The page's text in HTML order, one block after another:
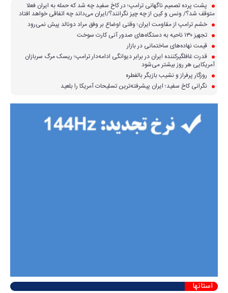
پشت پرده تصمیم ناگهانی ترامپ؛ در کاخ سفید چه شد که حمله به ایران فعلا
متوقف شد؟/ ونس و کین از چه چیز نگرانند؟/ایران می‌داند چه اتفاقی خواهد افتاد
خشم ترامپ از مقاومت ایران؛ وقتی اوضاع بر وفق مراد دونالد پیش نمی‌رود
تجهیز ۱۳۰ ناحیه به دستگاه‌های صدور آنی کارت سوخت
قیمت نهاده‌های ساختمانی در بازار
قدرت غافلگیرکننده ایران در برابر دیوانگی ادامه‌دار ترامپ؛ ریسک مرگ سربازان
آمریکایی هر روز بیشتر می‌شود
روزگار پرفراز و نشیب بازیگر بالفطره
نگرانی کاخ سفید؛ ایران پیشرفته‌ترین تسلیحات آمریکا را بلعید
استانها